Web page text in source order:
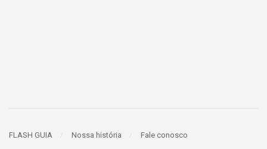
FLASH GUIA Nossa história Fale conosco